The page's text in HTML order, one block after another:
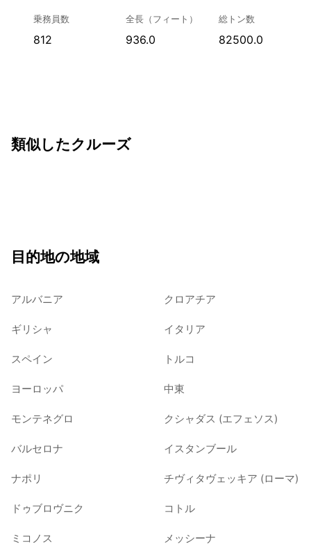
乗務員数
812
全長（フィート）
936.0
総トン数
82500.0
類似したクルーズ
目的地の地域
アルバニア クロアチア
ギリシャ イタリア
スペイン トルコ
ヨーロッパ 中東
モンテネグロ クシャダス (エフェソス)
バルセロナ イスタンブール
ナポリ チヴィタヴェッキア (ローマ)
ドゥブロヴニク コトル
ミコノス メッシーナ